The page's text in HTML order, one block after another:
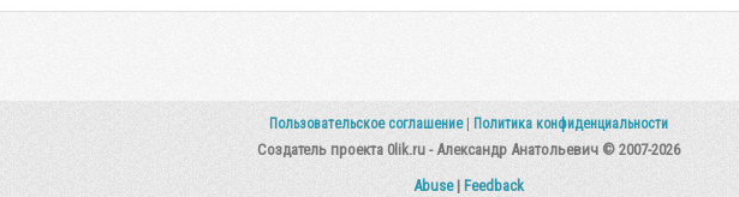
Пользовательское соглашение Политика конфиденциальности
Создатель проекта 0lik.ru - Александр Анатольевич © 2007-2026
Abuse| Feedback